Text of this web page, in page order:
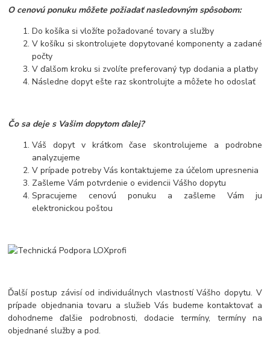
O cenovú ponuku môžete požiadať nasledovným spôsobom:
Do košíka si vložíte požadované tovary a služby
V košíku si skontrolujete dopytované komponenty a zadané
počty
V ďalšom kroku si zvolíte preferovaný typ dodania a platby
Následne dopyt ešte raz skontrolujte a môžete ho odoslať
Čo sa deje s Vašim dopytom ďalej?
Váš dopyt v krátkom čase skontrolujeme a podrobne
analyzujeme
V prípade potreby Vás kontaktujeme za účelom upresnenia
Zašleme Vám potvrdenie o evidencii Vášho dopytu
Spracujeme cenovú ponuku a zašleme Vám ju
elektronickou poštou
Ďalší postup závisí od individuálnych vlastností Vášho dopytu. V
prípade objednania tovaru a služieb Vás budeme kontaktovať a
dohodneme ďalšie podrobnosti, dodacie termíny, termíny na
objednané služby a pod.